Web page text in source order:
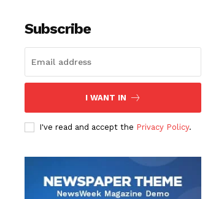
Subscribe
I WANT IN
I've read and accept the Privacy Policy.